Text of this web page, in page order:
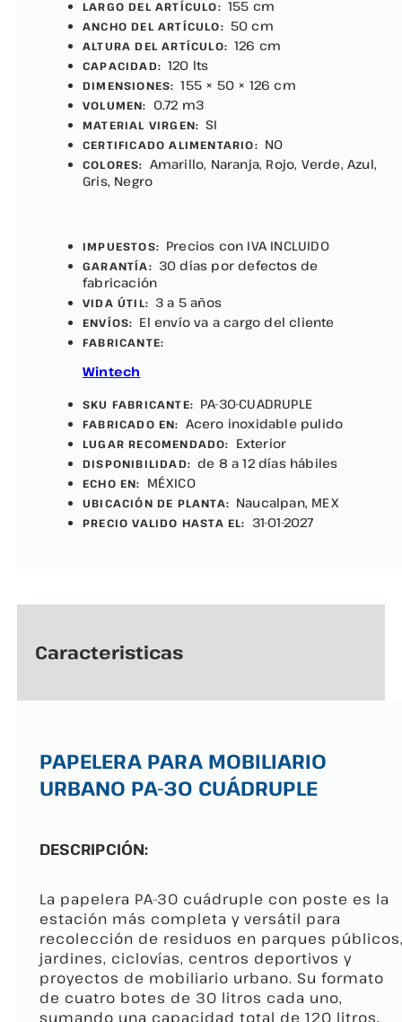
LARGO DEL ARTÍCULO: 155 cm
ANCHO DEL ARTÍCULO: 50 cm
ALTURA DEL ARTÍCULO: 126 cm
CAPACIDAD: 120 lts
DIMENSIONES: 155 × 50 × 126 cm
VOLUMEN: 0.72 m3
MATERIAL VIRGEN: SI
CERTIFICADO ALIMENTARIO: NO
COLORES: Amarillo, Naranja, Rojo, Verde, Azul,
Gris, Negro
IMPUESTOS: Precios con IVA INCLUIDO
GARANTÍA: 30 días por defectos de
fabricación
VIDA ÚTIL: 3 a 5 años
ENVÍOS: El envío va a cargo del cliente
FABRICANTE:
Wintech
SKU FABRICANTE: PA-30-CUADRUPLE
FABRICADO EN: Acero inoxidable pulido
LUGAR RECOMENDADO: Exterior
DISPONIBILIDAD: de 8 a 12 días hábiles
ECHO EN: MÉXICO
UBICACIÓN DE PLANTA: Naucalpan, MEX
PRECIO VALIDO HASTA EL: 31-01-2027
Caracteristicas
PAPELERA PARA MOBILIARIO
URBANO PA-30 CUÁDRUPLE
DESCRIPCIÓN:
La papelera PA-30 cuádruple con poste es la
estación más completa y versátil para
recolección de residuos en parques
jardines, ciclovías, centros deportivos y
proyectos de mobiliario urbano. Su formato
de cuatro botes de 30 litros cada uno,
sumando una capacidad total de 120 litros,